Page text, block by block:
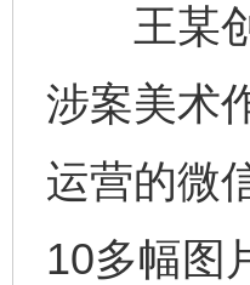
王某创
涉案美术
运营的微
10多幅图